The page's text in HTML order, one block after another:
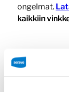
ongelmat.
kaikkiin